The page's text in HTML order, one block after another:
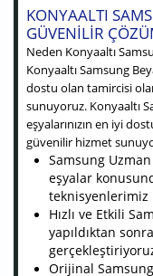
KONYAALTI
GÜVENILIR
Neden Konyaaltı
Konyaaltı Samsung
dostu olan tamircisi
sunuyoruz. Konyaaltı
eşyalarınızın en iyi
güvenilir hizmet
Samsung
eşyalar
Hızlı ve Etkili
yapıldıktan
Orijinal